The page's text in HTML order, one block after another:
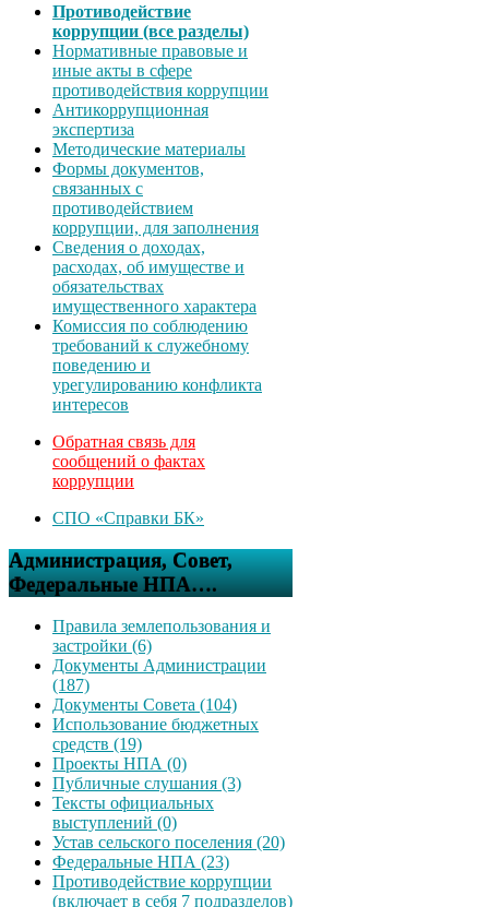
Противодействие
коррупции (все разделы)
Нормативные правовые и
иные акты в сфере
противодействия коррупции
Антикоррупционная
экспертиза
Методические материалы
Формы документов,
связанных с
противодействием
коррупции, для заполнения
Сведения о доходах,
расходах, об имуществе и
обязательствах
имущественного характера
Комиссия по соблюдению
требований к служебному
поведению и
урегулированию конфликта
интересов
Обратная связь для
сообщений о фактах
коррупции
СПО «Справки БК»
Администрация, Совет,
Федеральные НПА….
Правила землепользования и
застройки (6)
Документы Администрации
(187)
Документы Совета (104)
Использование бюджетных
средств (19)
Проекты НПА (0)
Публичные слушания (3)
Тексты официальных
выступлений (0)
Устав сельского поселения (20)
Федеральные НПА (23)
Противодействие коррупции
(включает в себя 7 подразделов)